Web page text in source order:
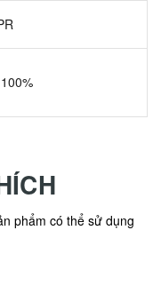
phẩm có thể sử dụng